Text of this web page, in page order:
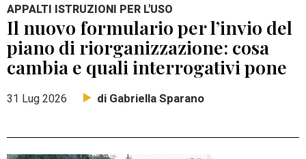
APPALTI ISTRUZIONI PER L'USO
Il nuovo formulario per l’invio del
piano di riorganizzazione: cosa
cambia e quali interrogativi pone
31 Lug 2026 di Gabriella Sparano